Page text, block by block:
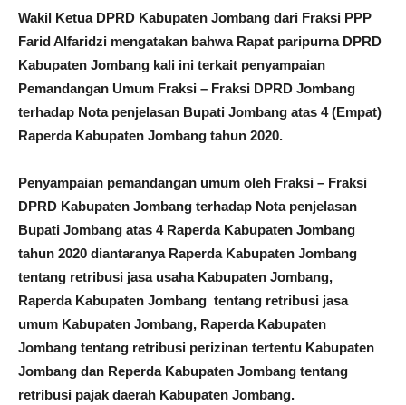
Wakil Ketua DPRD Kabupaten Jombang dari Fraksi PPP
Farid Alfaridzi mengatakan bahwa Rapat paripurna DPRD
Kabupaten Jombang kali ini terkait penyampaian
Pemandangan Umum Fraksi – Fraksi DPRD Jombang
terhadap Nota penjelasan Bupati Jombang atas 4 (Empat)
Raperda Kabupaten Jombang tahun 2020.
Penyampaian pemandangan umum oleh Fraksi – Fraksi
DPRD Kabupaten Jombang terhadap Nota penjelasan
Bupati Jombang atas 4 Raperda Kabupaten Jombang
tahun 2020 diantaranya Raperda Kabupaten Jombang
tentang retribusi jasa usaha Kabupaten Jombang,
Raperda Kabupaten Jombang tentang retribusi jasa
umum Kabupaten Jombang, Raperda Kabupaten
Jombang tentang retribusi perizinan tertentu Kabupaten
Jombang dan Reperda Kabupaten Jombang tentang
retribusi pajak daerah Kabupaten Jombang.